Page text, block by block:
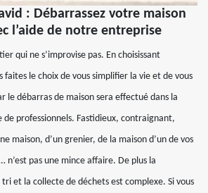
: Débarrassez votre maison
l’aide de notre entreprise
qui ne s’improvise pas. En choisissant
le choix de vous simplifier la vie et de vous
le débarras de maison sera effectué dans la
professionnels. Fastidieux, contraignant,
maison, d’un grenier, de la maison d’un de vos
n’est pas une mince affaire. De plus la
et la collecte de déchets est complexe. Si vous